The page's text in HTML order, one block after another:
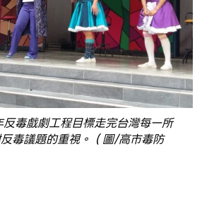
毒戲劇工程目標走完台灣每一所
毒議題的重視。（圖/高市毒防